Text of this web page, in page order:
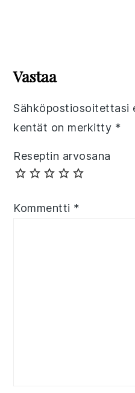
Interactions
Vastaa
Sähköpostiosoitettasi
kentät on merkitty *
Reseptin arvosana
Kommentti *